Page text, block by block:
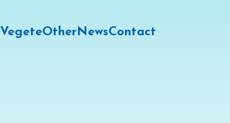
VegeteOtherNewsContact